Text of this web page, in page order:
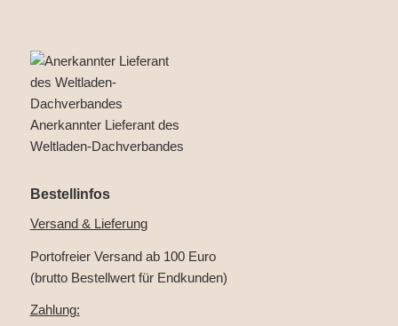
Anerkannter Lieferant des
Weltladen-Dachverbandes
Bestellinfos
Versand & Lieferung
Portofreier Versand ab 100 Euro
(brutto Bestellwert für Endkunden)
Zahlung: